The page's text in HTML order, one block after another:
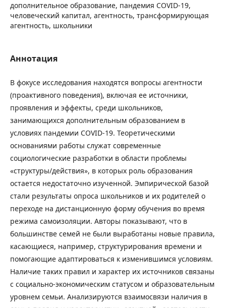
дополнительное образование, пандемия COVID-19,
человеческий капитал, агентность, трансформирующая
агентность, школьники
Аннотация
В фокусе исследования находятся вопросы агентности
(проактивного поведения), включая ее источники,
проявления и эффекты, среди школьников,
занимающихся дополнительным образованием в
условиях пандемии COVID-19. Теоретическими
основаниями работы служат современные
социологические разработки в области проблемы
«структуры/действия», в которых роль образования
остается недостаточно изученной. Эмпирической базой
стали результаты опроса школьников и их родителей о
переходе на дистанционную форму обучения во время
режима самоизоляции. Авторы показывают, что в
большинстве семей не были выработаны новые правила,
касающиеся, например, структурирования времени и
помогающие адаптироваться к изменившимся условиям.
Наличие таких правил и характер их источников связаны
с социально-экономическим статусом и образовательным
уровнем семьи. Анализируются взаимосвязи наличия в